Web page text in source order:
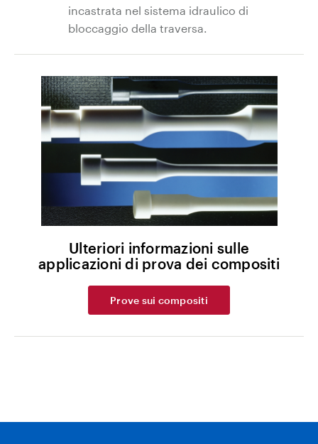
incastrata nel sistema idraulico di
bloccaggio della traversa.
Ulteriori informazioni sulle
applicazioni di prova dei compositi
Prove sui compositi